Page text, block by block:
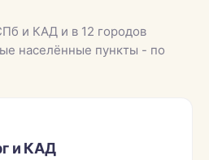
и КАД и в 12 городов
населённые пункты - по
и КАД